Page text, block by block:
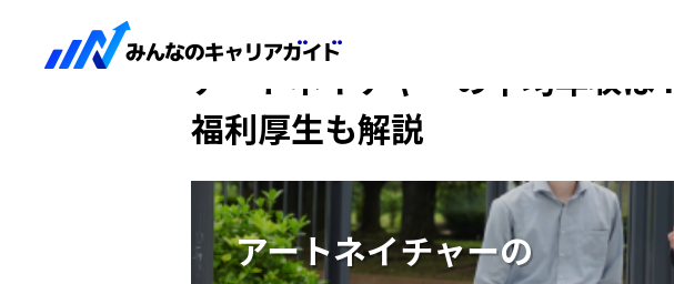
アートネイチャーの平均年収
福利厚生も解説
アートネイチャーの